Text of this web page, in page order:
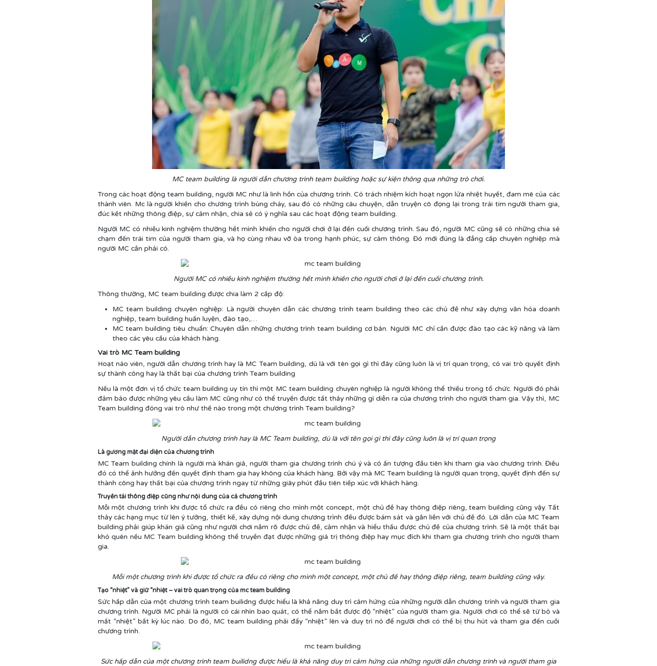
MC team building là người dẫn chương trình team building hoặc sự kiện thông qua những trò chơi.
Trong các hoạt động team building, người MC như là linh hồn của chương trình. Có trách nhiệm kích hoạt ngọn lửa nhiệt huyết, đam mê của các
thành viên. Mc là người khiến cho chương trình bùng cháy, sau đó có những câu chuyện, dẫn truyện cô đọng lại trong trái tim người tham gia,
đúc kết những thông điệp, sự cảm nhận, chia sẻ có ý nghĩa sau các hoạt động team building.
Người MC có nhiều kinh nghiệm thường hết mình khiến cho người chơi ở lại đến cuối chương trình. Sau đó, người MC cũng sẽ có những chia sẻ
chạm đến trái tim của người tham gia, và họ cùng nhau vỡ òa trong hạnh phúc, sự cảm thông. Đó mới đúng là đẳng cấp chuyên nghiệp mà
người MC cần phải có.
Người MC có nhiều kinh nghiệm thường hết mình khiến cho người chơi ở lại đến cuối chương trình.
Thông thường, MC team building được chia làm 2 cấp độ:
MC team building chuyên nghiệp: Là người chuyên dẫn các chương trình team building theo các chủ đề như xây dựng văn hóa doanh
nghiệp, team building huấn luyện, đào tạo,…
MC team building tiêu chuẩn: Chuyên dẫn những chương trình team building cơ bản. Người MC chỉ cần được đào tạo các kỹ năng và làm
theo các yêu cầu của khách hàng.
Vai trò MC Team building
Hoạt náo viên, người dẫn chương trình hay là MC Team building, dù là với tên gọi gì thì đây cũng luôn là vị trí quan trọng, có vai trò quyết định
sự thành công hay là thất bại của chương trình Team building
Nếu là một đơn vị tổ chức team building uy tín thì một MC team building chuyên nghiệp là người không thể thiếu trong tổ chức. Người đó phải
đảm bảo được những yêu cầu làm MC cũng như có thể truyền được tất thảy những gì diễn ra của chương trình cho người tham gia. Vậy thì, MC
Team building đóng vai trò như thế nào trong một chương trình Team building?
Người dẫn chương trình hay là MC Team building, dù là với tên gọi gì thì đây cũng luôn là vị trí quan trọng
Là gương mặt đại diện của chương trình
MC Team building chính là người mà khán giả, người tham gia chương trình chú ý và có ấn tượng đầu tiên khi tham gia vào chương trình. Điều
đó có thể ảnh hưởng đến quyết định tham gia hay không của khách hàng. Bởi vậy mà MC Team building là người quan trọng, quyết định đến sự
thành công hay thất bại của chương trình ngay từ những giây phút đầu tiên tiếp xúc với khách hàng.
Truyền tải thông điệp cũng như nội dung của cả chương trình
Mỗi một chương trình khi được tổ chức ra đều có riêng cho mình một concept, một chủ đề hay thông điệp riêng, team building cũng vậy. Tất
thảy các hạng mục từ lên ý tưởng, thiết kế, xây dựng nội dung chương trình đều được bám sát và gắn liền với chủ đề đó. Lời dẫn của MC Team
building phải giúp khán giả cũng như người chơi nắm rõ được chủ đề, cảm nhận và hiểu thấu được chủ đề của chương trình. Sẽ là một thất bại
khó quên nếu MC Team building không thể truyền đạt được những giá trị thông điệp hay mục đích khi tham gia chương trình cho người tham
gia.
Mỗi một chương trình khi được tổ chức ra đều có riêng cho mình một concept, một chủ đề hay thông điệp riêng, team building cũng vậy.
Tạo “nhiệt” và giữ “nhiệt – vai trò quan trọng của mc team building
Sức hấp dẫn của một chương trình team builidng được hiểu là khả năng duy trì cảm hứng của những người dẫn chương trình và người tham gia
chương trình. Người MC phải là người có cái nhìn bao quát, có thể nắm bắt được độ “nhiệt” của người tham gia. Người chơi có thể sẽ từ bỏ và
mất “nhiệt” bất kỳ lúc nào. Do đó, MC team building phải đẩy “nhiệt” lên và duy trì nó để người chơi có thể bị thu hút và tham gia đến cuối
chương trình.
Sức hấp dẫn của một chương trình team builidng được hiểu là khả năng duy trì cảm hứng của những người dẫn chương trình và người tham gia